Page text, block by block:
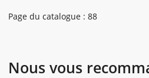
Page du catalogue : 88
Nous vous